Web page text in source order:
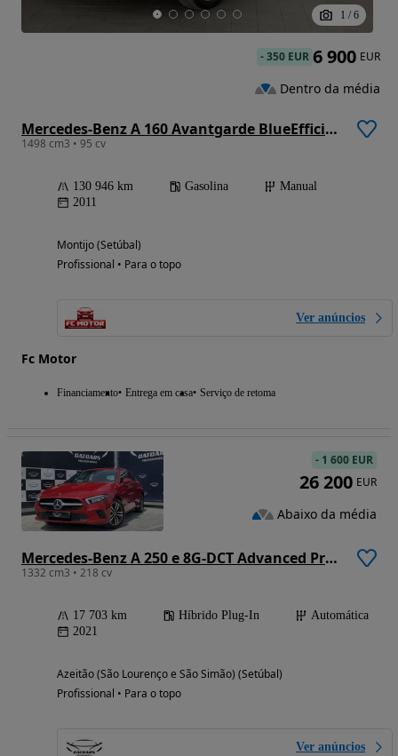
1 / 6
Mercedes-Benz A 160 Avantgarde BlueEfficiency
1498 cm3 • 95 cv
130 946 km Gasolina
Manual
2011
Montijo (Setúbal)
Profissional • Para o topo
Ver anúncios
Fc Motor
Financiamento Entrega em casa Serviço de retoma
-350 EUR 6 900 EUR
Dentro da média
Mercedes-Benz A 250 e 8G-DCT Advanced Progressive
1332 cm3 • 218 cv
17 703 km Híbrido Plug-In
Automática
2021
Azeitão (São Lourenço e São Simão) (Setúbal)
Profissional • Para o topo
Ver anúncios
- 1 600 EUR
26 200 EUR
Abaixo da média